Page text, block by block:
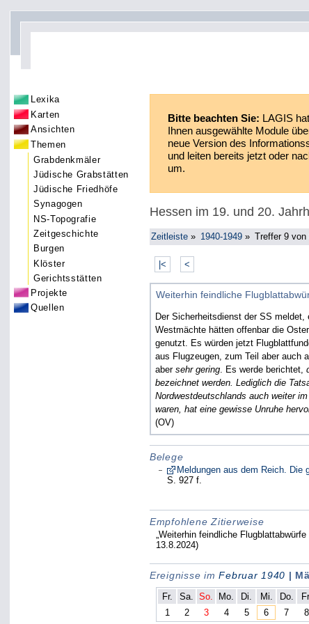
Lexika
Karten
Ansichten
Themen
Grabdenkmäler
Jüdische Grabstätten
Jüdische Friedhöfe
Synagogen
NS-Topografie
Zeitgeschichte
Burgen
Klöster
Gerichtsstätten
Projekte
Quellen
Bitte beachten Sie: LAGIS
Ihnen ausgewählte Module
neue Version des
und leiten bereits jetzt oder
um.
Hessen im 19. und 20.
Zeitleiste » 1940-1949» Treffer 9 von
|< <
Weiterhin feindliche
Der Sicherheitsdienst der SS
Westmächte hätten offenbar die
genutzt. Es würden jetzt
aus Flugzeugen, zum Teil aber auch
abersehr gering. Es werde berichtet,
bezeichnet werden. Lediglich die
Nordwestdeutschlands auch weiter
waren, hat eine gewisse Unruhe
(OV)
Belege
Meldungen aus dem Reich. Die
S. 927 f.
Empfohlene Zitierweise
„Weiterhin feindliche
13.8.2024)
Ereignisse imFebruar 1940 |
Fr. Sa. So. Mo. Di. Mi. Do.
1
2 3 4 5 6 7 8